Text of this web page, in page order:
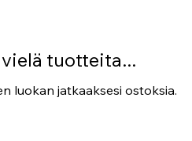
vielä tuotteita...
luokan jatkaaksesi ostoksia.